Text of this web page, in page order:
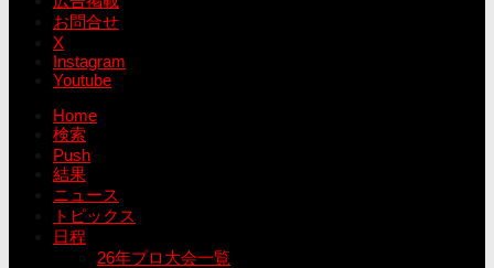
お問合せ
X
Instagram
Youtube
Home
検索
Push
結果
ニュース
トピックス
日程
26年プロ大会一覧